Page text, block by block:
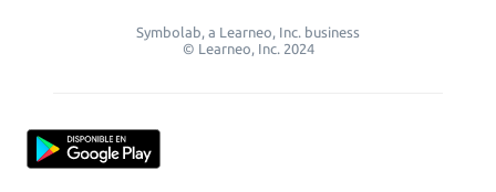
Symbolab, a Learneo, Inc. business
© Learneo, Inc. 2024